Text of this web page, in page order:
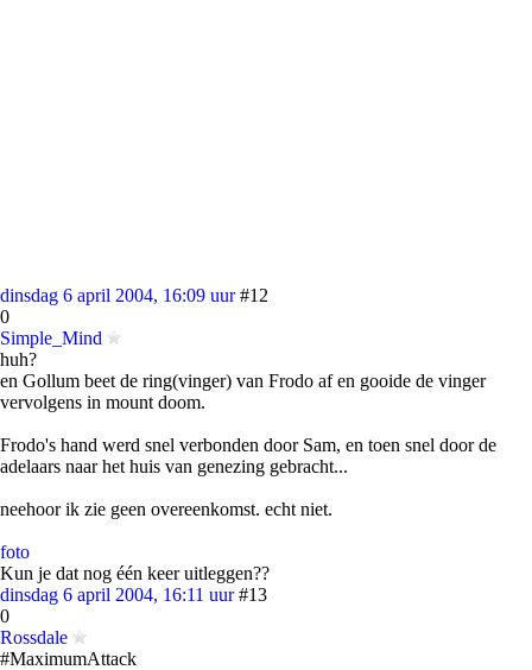
dinsdag 6 april 2004, 16:09 uur #12
0
Simple_Mind
huh?
en Gollum beet de ring(vinger) van Frodo af en gooide de vinger
vervolgens in mount doom.
Frodo's hand werd snel verbonden door Sam, en toen snel door de
adelaars naar het huis van genezing gebracht...
neehoor ik zie geen overeenkomst. echt niet.
foto
Kun je dat nog één keer uitleggen??
dinsdag 6 april 2004, 16:11 uur #13
0
Rossdale
#MaximumAttack